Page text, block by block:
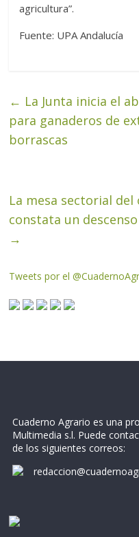
agricultura”.
Fuente: UPA Andalucía
← La Junta inicia el
para ganaderos de
borrascas
La mesa sectorial
constata un
→
Tweets por el
Cuaderno Agrario es una
Multimedia s.l. Puede
de los siguientes correos: